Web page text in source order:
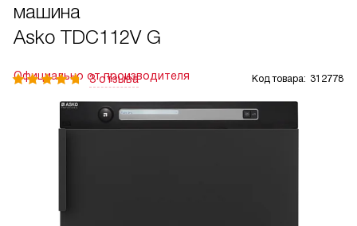
машина
Asko TDC112V G
Официально от производителя
3 отзыва Код товара: 312778